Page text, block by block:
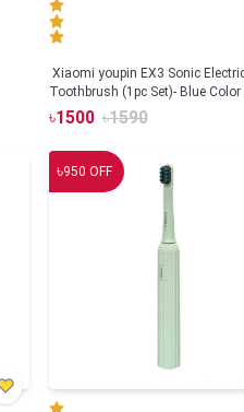
Xiaomi youpin EX3 Sonic
Toothbrush (1pc Set)- Blue Color
৳1500 ৳1590
৳950 OFF